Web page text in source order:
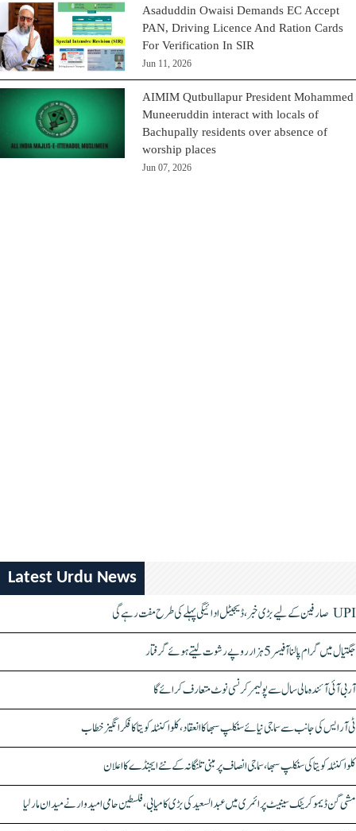
Asaduddin Owaisi Demands EC Accept
PAN, Driving Licence And Ration Cards
For Verification In SIR
Jun 11, 2026
AIMIM Qutbullapur President Mohammed
Muneeruddin interact with locals of
Bachupally residents over absence of
worship places
Jun 07, 2026
Latest Urdu News
UPI صارفین کے لیے بڑی خبر، ڈیجیٹل ادائیگی پہلے کی طرح مفت رہے گی
جگتیال میں گرام پالنا آفیسر 5 ہزار روپے رشوت لیتے ہوئے گرفتار
آر بی آئی آئندہ مالی سال سے پولیمر کرنسی نوٹ متعارف کرائے گا
ٹی آر ایس کی جانب سے سماجی نیائے سنکلپ سبھا کا انعقاد، کلواکنٹلہ کویتا کا فکر انگیز خطاب
کلواکنٹلہ کویتا کی سنکلپ سبھا، سماجی انصاف پر مبنی تلنگانہ کے نئے ایجنڈے کا اعلان
مشی گن ڈیموکریٹک سینیٹ پرائمری میں عبدالسعید کی بڑی کامیابی، فلسطین حامی امیدوار نے میدان مار لیا